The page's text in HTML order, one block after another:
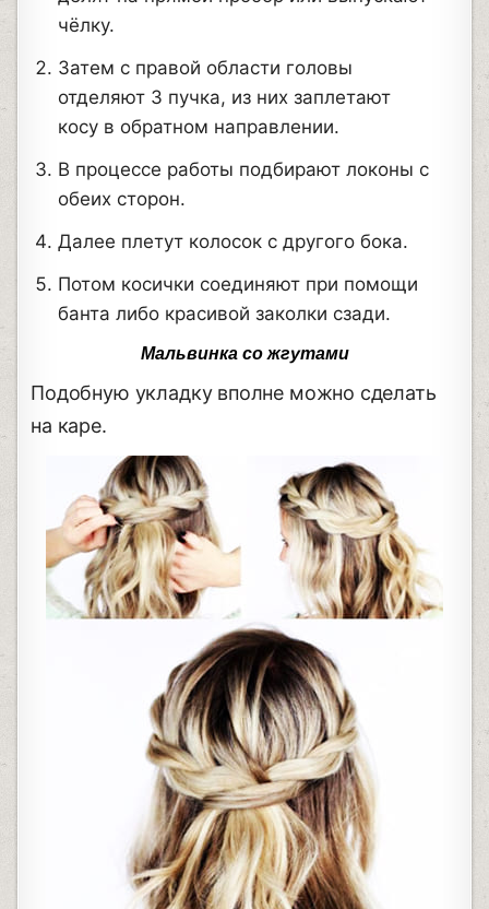
чёлку.
Затем с правой области головы
отделяют 3 пучка, из них заплетают
косу в обратном направлении.
В процессе работы подбирают локоны с
обеих сторон.
Далее плетут колосок с другого бока.
Потом косички соединяют при помощи
банта либо красивой заколки сзади.
Мальвинка со жгутами
Подобную укладку вполне можно сделать
на каре.